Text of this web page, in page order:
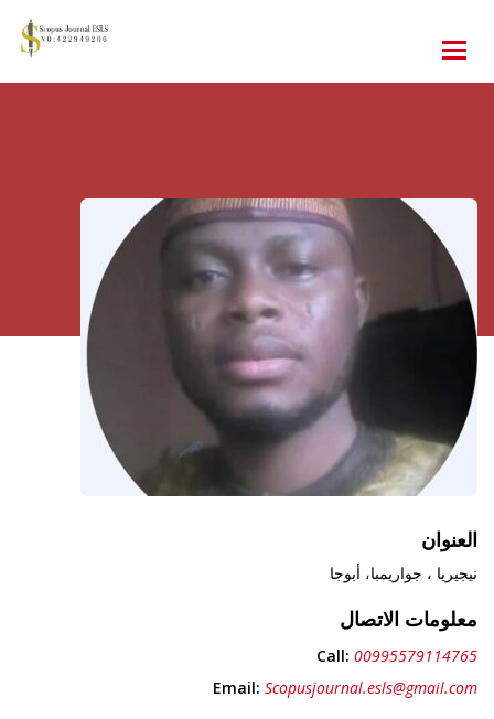
العنوان
نيجيريا ، جواريمبا، أبوجا
معلومات الاتصال
Call: 00995579114765
Email: Scopusjournal.esls@gmail.com